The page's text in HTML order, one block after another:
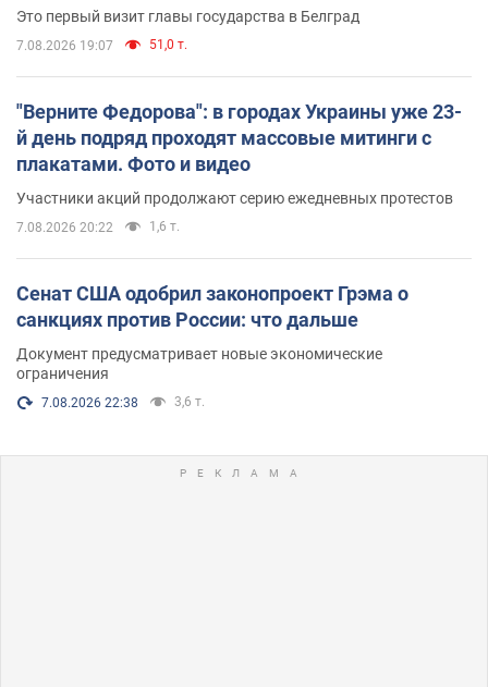
Это первый визит главы государства в Белград
7.08.2026 19:07 51,0 т.
"Верните Федорова": в городах Украины уже 23-
й день подряд проходят массовые митинги с
плакатами. Фото и видео
Участники акций продолжают серию ежедневных протестов
7.08.2026 20:22 1,6 т.
Сенат США одобрил законопроект Грэма о
санкциях против России: что дальше
Документ предусматривает новые экономические
ограничения
7.08.2026 22:38 3,6 т.